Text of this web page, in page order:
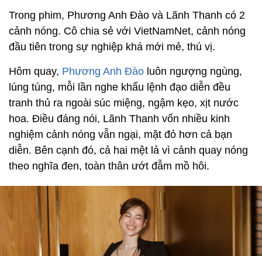
Trong phim, Phương Anh Đào và Lãnh Thanh có 2
cảnh nóng. Cô chia sẻ với VietNamNet, cảnh nóng
đầu tiên trong sự nghiệp khá mới mẻ, thú vị.
Hôm quay, Phương Anh Đào luôn ngượng ngùng,
lúng túng, mỗi lần nghe khẩu lệnh đạo diễn đều
tranh thủ ra ngoài súc miệng, ngậm kẹo, xịt nước
hoa. Điều đáng nói, Lãnh Thanh vốn nhiều kinh
nghiệm cảnh nóng vẫn ngại, mặt đỏ hơn cả bạn
diễn. Bên cạnh đó, cả hai mệt lả vì cảnh quay nóng
theo nghĩa đen, toàn thân ướt đẫm mồ hôi.